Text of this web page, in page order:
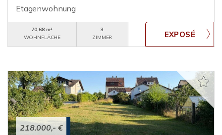
Etagenwohnung
70,68 m²
WOHNFLÄCHE
3
ZIMMER
218.000,- €